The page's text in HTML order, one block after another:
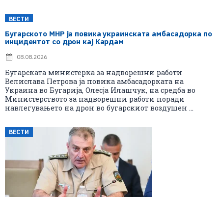
ВЕСТИ
Бугарското МНР ја повика украинската амбасадорка по
инцидентот со дрон кај Кардам
08.08.2026
Бугарската министерка за надворешни работи
Велислава Петрова ја повика амбасадорката на
Украина во Бугарија, Олесја Илашчук, на средба во
Министерството за надворешни работи поради
навлегувањето на дрон во бугарскиот воздушен ...
ВЕСТИ